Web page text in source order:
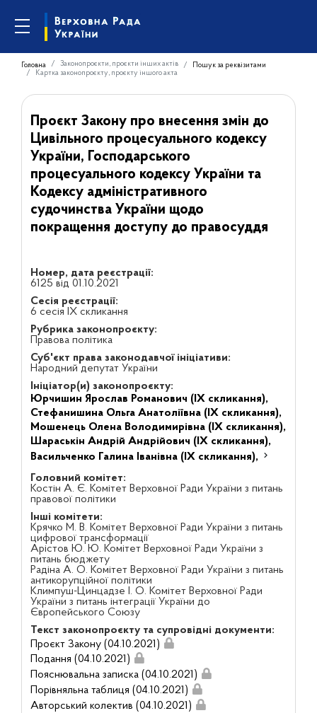
Головна Законопроєкти, проєкти інших актів
Пошук за реквізитами
Картка законопроєкту, проєкту іншого акта
Проєкт Закону про внесення змін до
Цивільного процесуального кодексу
України, Господарського
процесуального кодексу України та
Кодексу адміністративного
судочинства України щодо
покращення доступу до правосуддя
Номер, дата реєстрації:
6125 від 01.10.2021
Сесія реєстрації:
6 сесія IX скликання
Рубрика законопроєкту:
Правова політика
Суб'єкт права законодавчої ініціативи:
Народний депутат України
Ініціатор(и) законопроєкту:
Юрчишин Ярослав Романович (IX скликання),
Стефанишина Ольга Анатоліївна (IX скликання),
Мошенець Олена Володимирівна (IX скликання),
Шараськін Андрій Андрійович (IX скликання),
Васильченко Галина Іванівна (IX скликання),
Головний комітет:
Костін А. Є. Комітет Верховної Ради України з питань
правової політики
Інші комітети:
Крячко М. В. Комітет Верховної Ради України з питань
цифрової трансформації
Арістов Ю. Ю. Комітет Верховної Ради України з
питань бюджету
Радіна А. О. Комітет Верховної Ради України з питань
антикорупційної політики
Климпуш-Цинцадзе І. О. Комітет Верховної Ради
України з питань інтеграції України до
Європейського Союзу
Текст законопроєкту та супровідні документи:
Проєкт Закону (04.10.2021)
Подання (04.10.2021)
Пояснювальна записка (04.10.2021)
Порівняльна таблиця (04.10.2021)
Авторський колектив (04.10.2021)